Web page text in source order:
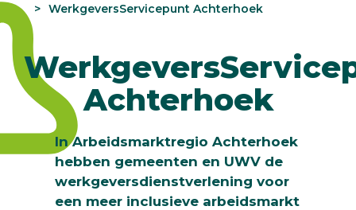
WerkgeversServicepunt Achterhoek
Achterhoek
In Arbeidsmarktregio Achterhoek
hebben gemeenten en UWV de
werkgeversdienstverlening voor
een meer inclusieve arbeidsmarkt